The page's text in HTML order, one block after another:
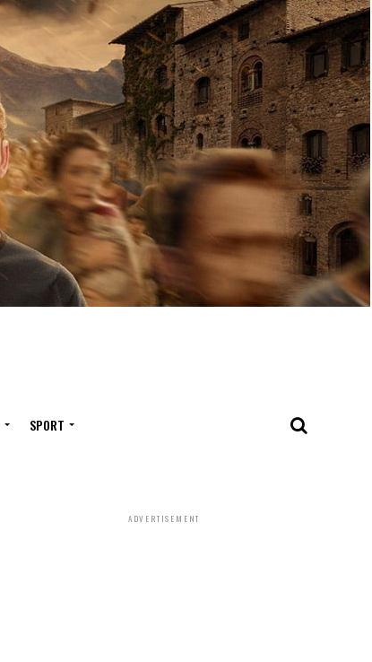
SPORT
ADVERTISEMENT